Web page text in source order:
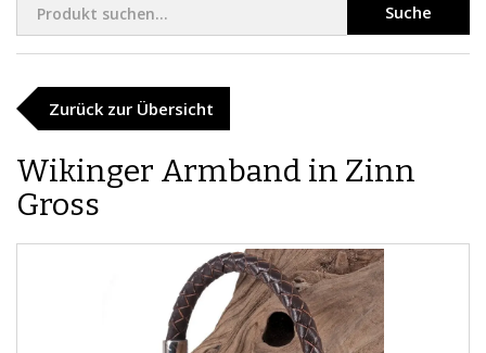
Suche
Zurück zur Übersicht
Wikinger Armband in Zinn
Gross